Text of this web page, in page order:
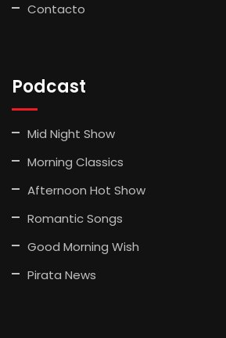
Contacto
Podcast
Mid Night Show
Morning Classics
Afternoon Hot Show
Romantic Songs
Good Morning Wish
Pirata News